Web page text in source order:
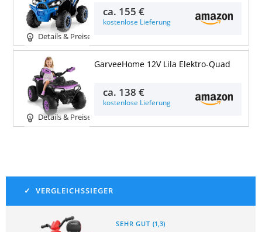
Details & Preise
ca. 155 €
kostenlose Lieferung
Details & Preise
GarveeHome 12V Lila Elektro-Quad
ca. 138 €
kostenlose Lieferung
SEHR GUT (1,3)